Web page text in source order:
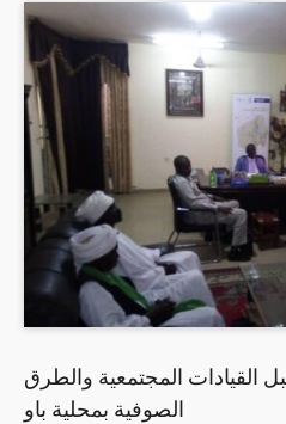
القيادات المجتمعية والطرق
الصوفية بمحلية باو